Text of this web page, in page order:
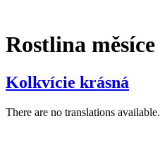
Rostlina měsíce
Kolkvície krásná
There are no translations available.